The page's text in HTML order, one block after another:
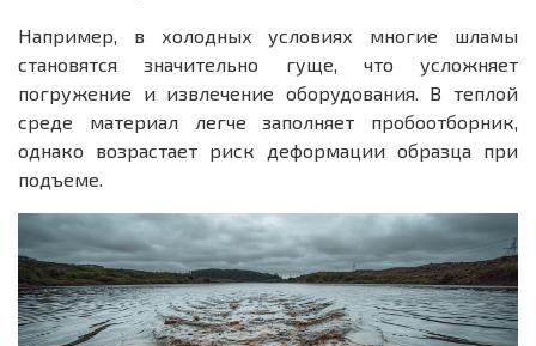
Например, в холодных условиях многие шламы
становятся значительно гуще, что усложняет
погружение и извлечение оборудования. В теплой
среде материал легче заполняет пробоотборник,
однако возрастает риск деформации образца при
подъеме.